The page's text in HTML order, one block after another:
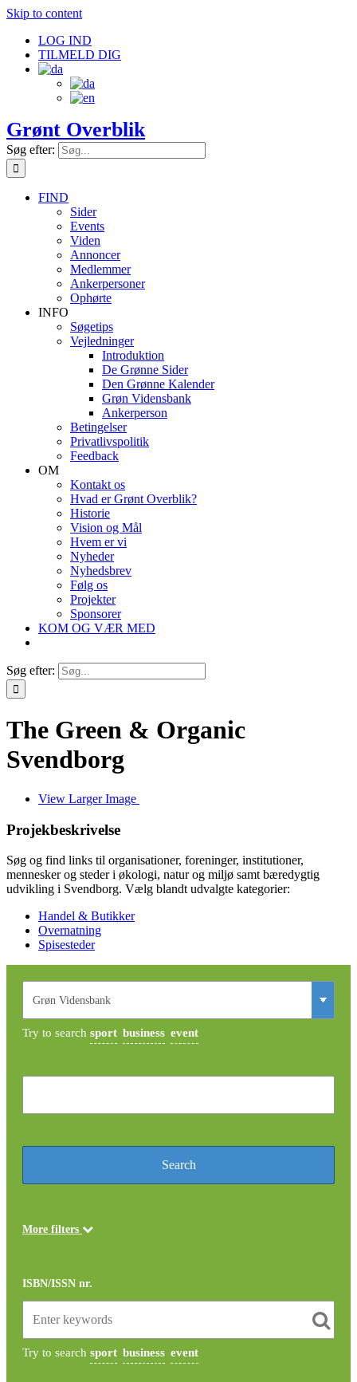
Skip to content
LOG IND
TILMELD DIG
Grønt Overblik
Søg efter:
FIND
Sider
Events
Viden
Annoncer
Medlemmer
Ankerpersoner
Ophørte
INFO
Søgetips
Vejledninger
Introduktion
De Grønne Sider
Den Grønne Kalender
Grøn Vidensbank
Ankerperson
Betingelser
Privatlivspolitik
Feedback
OM
Kontakt os
Hvad er Grønt Overblik?
Historie
Vision og Mål
Hvem er vi
Nyheder
Nyhedsbrev
Følg os
Projekter
Sponsorer
KOM OG VÆR MED
Søg efter:
The Green & Organic
Svendborg
View Larger Image
Projekbeskrivelse
Søg og find links til organisationer, foreninger, institutioner,
mennesker og steder i økologi, natur og miljø samt bæredygtig
udvikling i Svendborg. Vælg blandt udvalgte kategorier:
Handel & Butikker
Overnatning
Spisesteder
Try to search sport business event
More filters
ISBN/ISSN nr.
Try to search sport business event